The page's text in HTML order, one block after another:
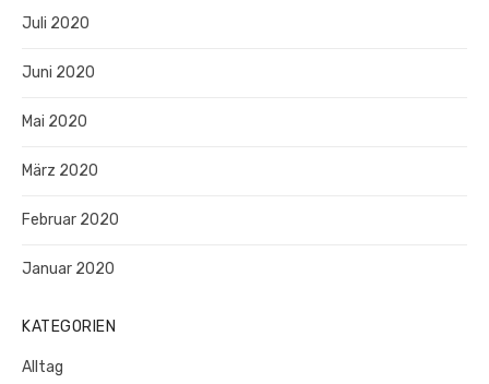
Juli 2020
Juni 2020
Mai 2020
März 2020
Februar 2020
Januar 2020
KATEGORIEN
Alltag